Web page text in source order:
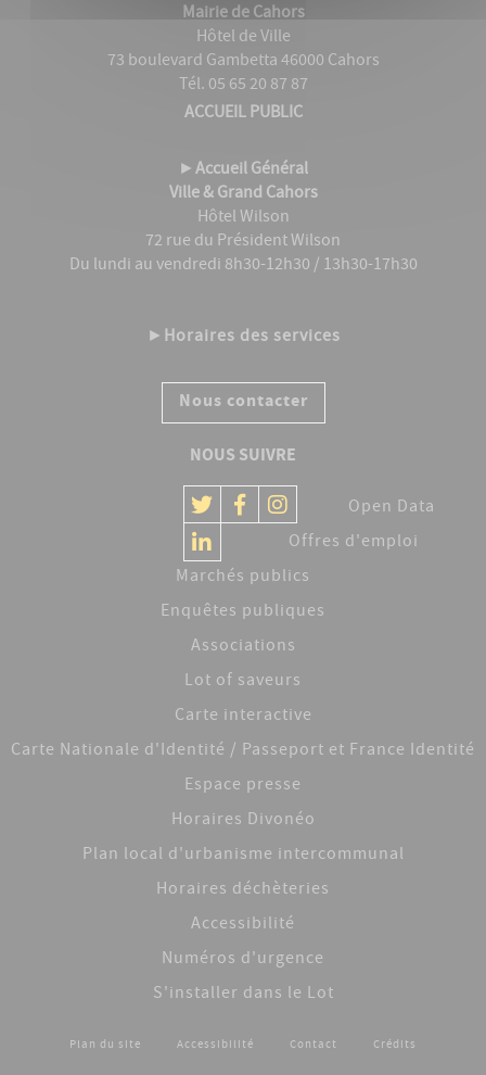
Mairie de Cahors
Hôtel de Ville
73 boulevard Gambetta 46000 Cahors
Tél. 05 65 20 87 87
ACCUEIL PUBLIC
►Accueil Général
Ville & Grand Cahors
Hôtel Wilson
72 rue du Président Wilson
Du lundi au vendredi 8h30-12h30 / 13h30-17h30
► Horaires des services
Nous contacter
NOUS SUIVRE
Open Data
Offres d'emploi
Marchés publics
Enquêtes publiques
Associations
Lot of saveurs
Carte interactive
Carte Nationale d'Identité / Passeport et France Identité
Espace presse
Horaires Divonéo
Plan local d'urbanisme intercommunal
Horaires déchèteries
Accessibilité
Numéros d'urgence
S'installer dans le Lot
Plan du site Accessibilité Contact Crédits